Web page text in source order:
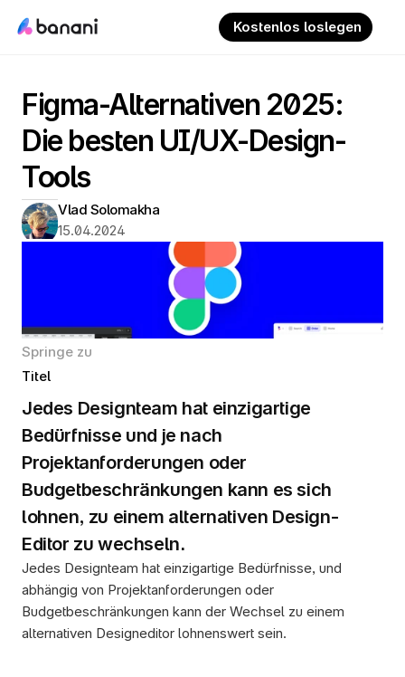
Kostenlos loslegen
Figma-Alternativen 2025:
Die besten UI/UX-Design-
Tools
Vlad Solomakha
15.04.2024
Springe zu
Titel
Jedes Designteam hat einzigartige
Bedürfnisse und je nach
Projektanforderungen oder
Budgetbeschränkungen kann es sich
lohnen, zu einem alternativen Design-
Editor zu wechseln.
Jedes Designteam hat einzigartige Bedürfnisse, und
abhängig von Projektanforderungen oder
Budgetbeschränkungen kann der Wechsel zu einem
alternativen Designeditor lohnenswert sein.